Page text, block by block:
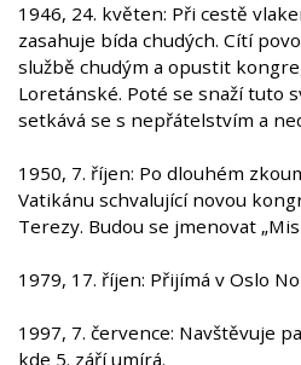
1946, 24. květen: Při cestě
zasahuje bída chudých. Cítí
službě chudým a opustit
Loretánské. Poté se snaží tuto
setkává se s nepřátelstvím a
1950, 7. říjen: Po dlouhém
Vatikánu schvalující novou
Terezy. Budou se jmenovat
1979, 17. říjen: Přijímá v Oslo
1997, 7. července: Navštěvuje
kde 5. září umírá.